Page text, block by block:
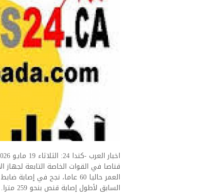
قناصا في القوات الخاصة التابعة
السابق لأطول إصابة قنص بنحو 259 مترا.